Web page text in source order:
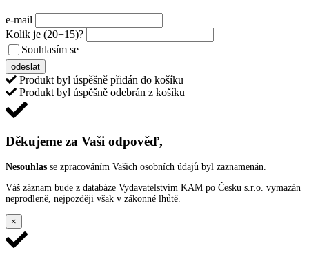
e-mail
Kolik je (20+15)?
Souhlasím se
odeslat
Produkt byl úspěšně přidán do košíku
Produkt byl úspěšně odebrán z košíku
Děkujeme za Vaši odpověď,
Nesouhlas se zpracováním Vašich osobních údajů byl zaznamenán.
Váš záznam bude z databáze Vydavatelstvím KAM po Česku s.r.o. vymazán
neprodleně, nejpozději však v zákonné lhůtě.
×